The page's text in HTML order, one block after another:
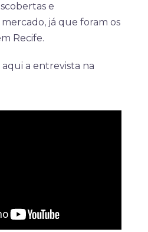
e
já que foram os
Recife.
a entrevista na